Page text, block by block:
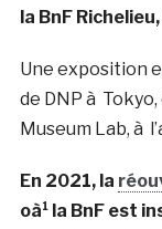
la BnF
Une exposition
de DNP à
Museum Lab, à
En 2021, la
oà¹ la BnF est